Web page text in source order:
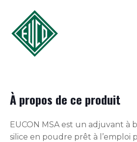
À propos de ce produit
EUCON MSA est un adjuvant à
silice en poudre prêt à l’emploi